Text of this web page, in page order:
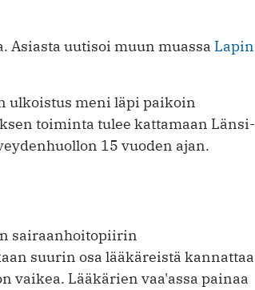
Asiasta uutisoi muun muassa Lapin
ulkoistus meni läpi paikoin
toiminta tulee kattamaan Länsi-
15 vuoden ajan.
sairaanhoitopiirin
suurin osa lääkäreistä kannattaa
vaikea. Lääkärien vaa'assa painaa